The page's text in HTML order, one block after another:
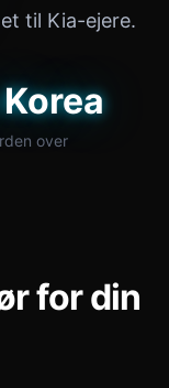
til Kia-ejere.
over
for din